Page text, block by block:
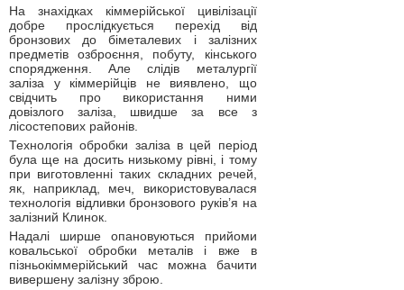
На знахідках кіммерійської цивілізації
добре прослідкується перехід від
бронзових до біметалевих і залізних
предметів озброєння, побуту, кінського
спорядження. Але слідів металургії
заліза у кіммерійців не виявлено, що
свідчить про використання ними
довізлого заліза, швидше за все з
лісостепових районів.
Технологія обробки заліза в цей період
була ще на досить низькому рівні, і тому
при виготовленні таких складних речей,
як, наприклад, меч, використовувалася
технологія відливки бронзового руків’я на
залізний Клинок.
Надалі ширше опановуються прийоми
ковальської обробки металів і вже в
пізньокіммерійський час можна бачити
вивершену залізну зброю.